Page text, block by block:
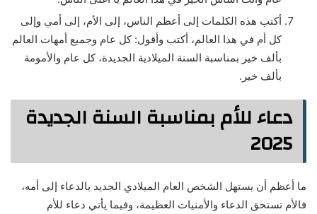
أكتب هذه الكلمات إلى أعظم الناس، إلى الأم، إلى أمي وإلى
كل أم في هذا العالم، أكتب وأقول: كل عام وجميع أمهات العالم
بألف خير بمناسبة السنة الميلادية الجديدة، كل عام والأمومة
بألف خير.
دعاء للأم بمناسبة السنة الجديدة
2025
ما أعظم أن يستهل الشخص العام الميلادي الجديد بالدعاء إلى أمه،
فالأم تستحق الدعاء والأمنيات العظيمة، وفيما يأتي دعاء للأم